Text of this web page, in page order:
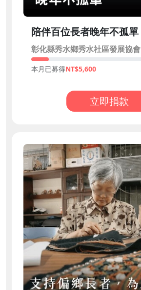
陪伴百位長者晚年不孤單
彰化縣秀水鄉秀水社區發展協會
本月已募得 5,600
立即捐款